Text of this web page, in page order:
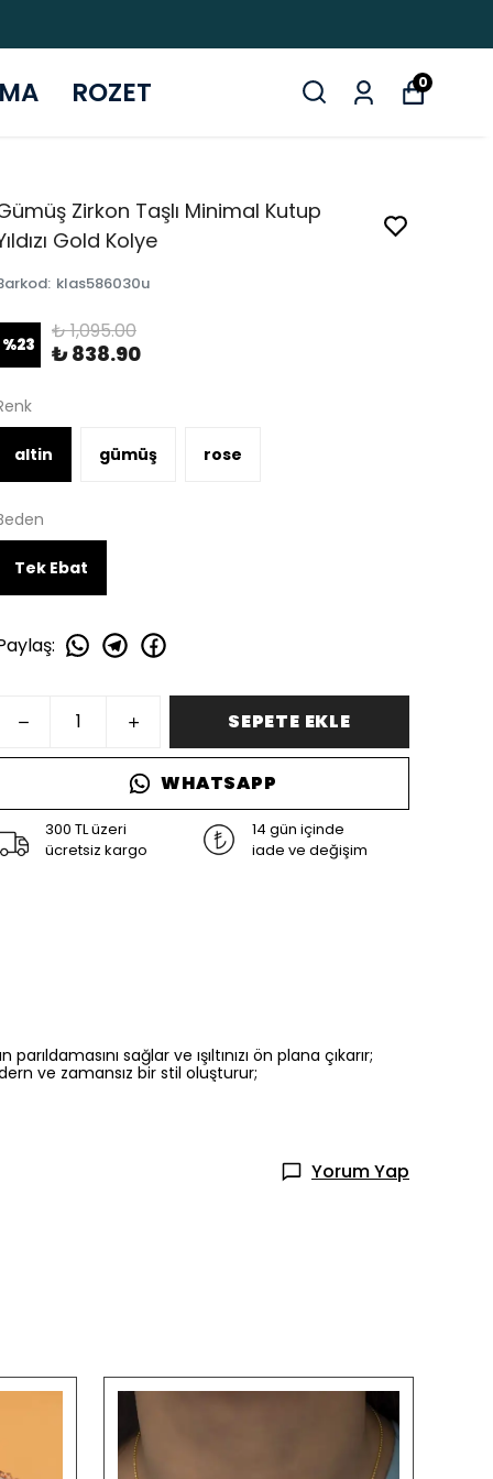
ROZET 0
Zirkon Taşlı Minimal Kutup
Gold Kolye
: klas586030u
%23
₺ 1,095.00
₺ 838.90
altin gümüş rose
Tek Ebat
:
SEPETE EKLE
WHATSAPP
300 TL üzeri
ücretsiz kargo
14 gün içinde
iade ve değişim
sağlar ve ışıltınızı ön plana çıkarır;
ve zamansız bir stil oluşturur;
Yorum Yap